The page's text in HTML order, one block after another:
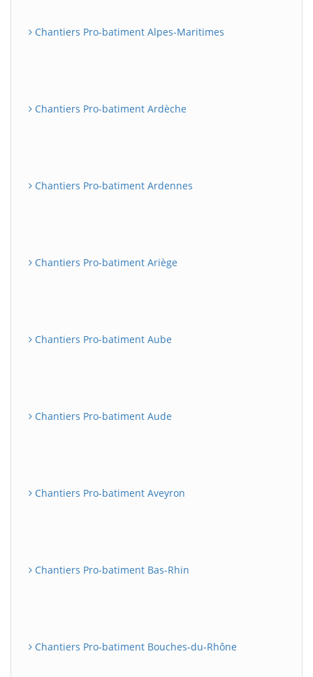
Chantiers Pro-batiment Alpes-Maritimes
Chantiers Pro-batiment Ardèche
Chantiers Pro-batiment Ardennes
Chantiers Pro-batiment Ariège
Chantiers Pro-batiment Aube
Chantiers Pro-batiment Aude
Chantiers Pro-batiment Aveyron
Chantiers Pro-batiment Bas-Rhin
Chantiers Pro-batiment Bouches-du-Rhône